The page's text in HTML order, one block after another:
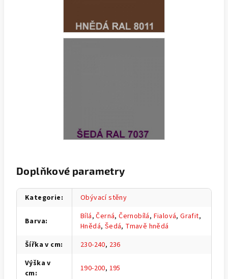
Doplňkové parametry
Kategorie: Obývací stěny
Barva: Bílá,Černá,Černobílá, Fialová,Grafit,
Hnědá, Šedá, Tmavě hnědá
Šířka v cm: 230-240, 236
Výška v
cm: 190-200, 195